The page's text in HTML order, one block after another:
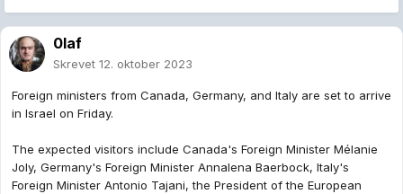
0laf
Skrevet 12. oktober 2023
Foreign ministers from Canada, Germany, and Italy are set to arrive
in Israel on Friday.
The expected visitors include Canada's Foreign Minister Mélanie
Joly, Germany's Foreign Minister Annalena Baerbock, Italy's
Foreign Minister Antonio Tajani, the President of the European